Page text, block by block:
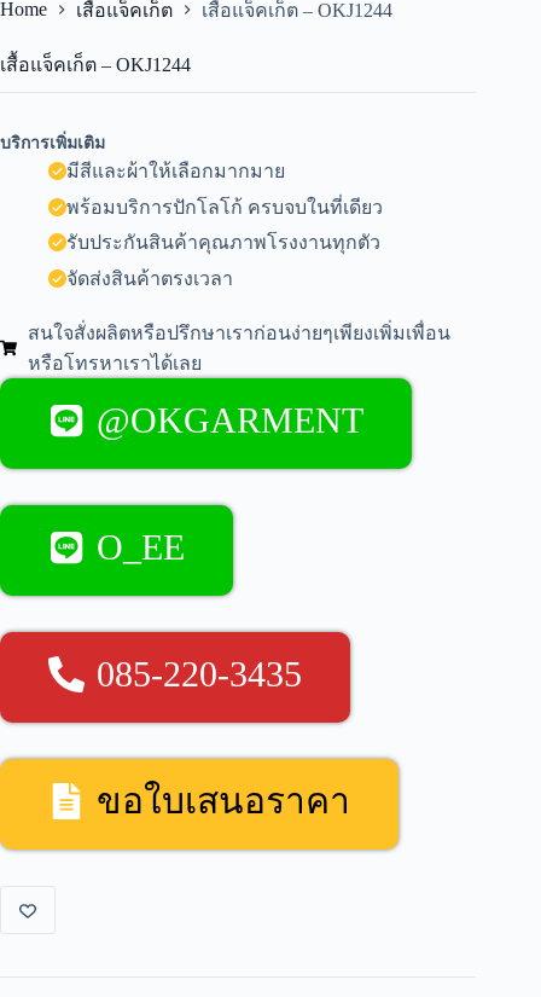
Home เสื้อแจ็คเก็ต เสื้อแจ็คเก็ต – OKJ1244
เสื้อแจ็คเก็ต – OKJ1244
บริการเพิ่มเติม
มีสีและผ้าให้เลือกมากมาย
พร้อมบริการปักโลโก้ ครบจบในที่เดียว
รับประกันสินค้าคุณภาพโรงงานทุกตัว
จัดส่งสินค้าตรงเวลา
สนใจสั่งผลิตหรือปรึกษาเราก่อนง่ายๆเพียงเพิ่มเพื่อน
หรือโทรหาเราได้เลย
@OKGARMENT
O_EE
085-220-3435
ขอใบเสนอราคา